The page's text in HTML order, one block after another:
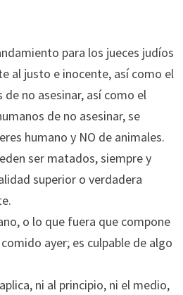
para los jueces judíos
al justo e inocente, así como el
no asesinar, así como el
de no asesinar, se
humano y NO de animales.
ser matados, siempre y
superior o verdadera
o lo que fuera que compone
ayer; es culpable de algo
ni al principio, ni el medio,